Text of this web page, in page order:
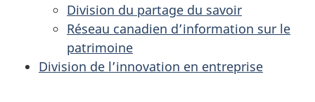
Division du partage du savoir
Réseau canadien d’information sur le
patrimoine
Division de l’innovation en entreprise